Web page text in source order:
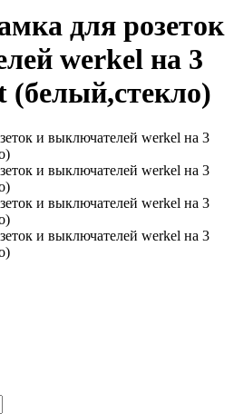
для розеток
werkel на 3
(белый,стекло)